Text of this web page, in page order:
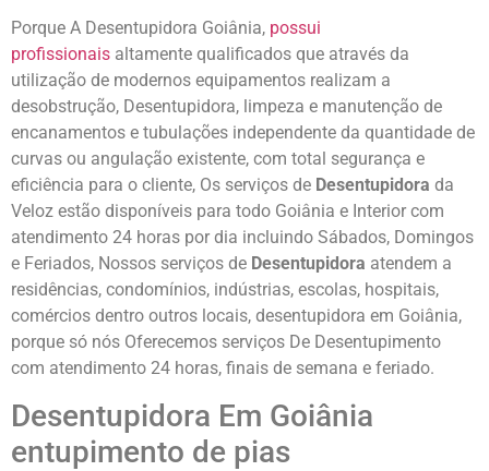
Porque A Desentupidora Goiânia, possui
profissionais altamente qualificados que através da
utilização de modernos equipamentos realizam a
desobstrução, Desentupidora, limpeza e manutenção de
encanamentos e tubulações independente da quantidade de
curvas ou angulação existente, com total segurança e
eficiência para o cliente, Os serviços de Desentupidora da
Veloz estão disponíveis para todo Goiânia e Interior com
atendimento 24 horas por dia incluindo Sábados, Domingos
e Feriados, Nossos serviços de Desentupidora atendem a
residências, condomínios, indústrias, escolas, hospitais,
comércios dentro outros locais, desentupidora em Goiânia,
porque só nós Oferecemos serviços De Desentupimento
com atendimento 24 horas, finais de semana e feriado.
Desentupidora Em Goiânia
entupimento de pias